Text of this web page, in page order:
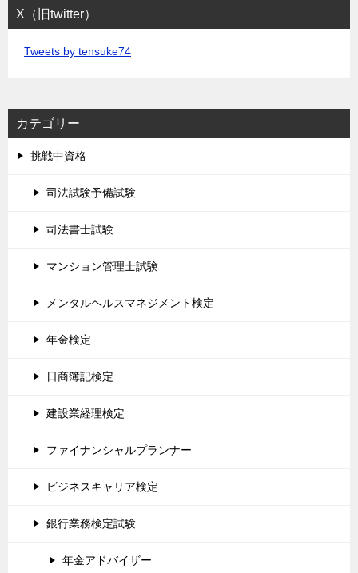
X（旧twitter）
Tweets by tensuke74
カテゴリー
挑戦中資格
司法試験予備試験
司法書士試験
マンション管理士試験
メンタルヘルスマネジメント検定
年金検定
日商簿記検定
建設業経理検定
ファイナンシャルプランナー
ビジネスキャリア検定
銀行業務検定試験
年金アドバイザー